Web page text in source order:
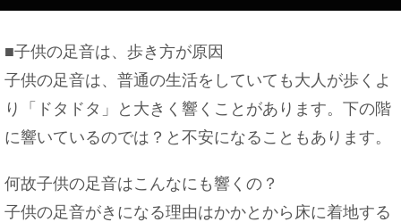
■子供の足音は、歩き方が原因
子供の足音は、普通の生活をしていても大人が歩くよ
り「ドタドタ」と大きく響くことがあります。下の階
に響いているのでは？と不安になることもあります。
何故子供の足音はこんなにも響くの？
子供の足音がきになる理由はかかとから床に着地する